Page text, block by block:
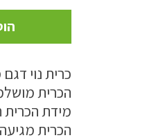
כרית נוי
הכרית
מידת הכרית היא 45/
הכרית